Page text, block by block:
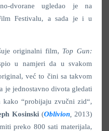
dvorane ugledao je na
Festivalu, a sada je i u
originalni film, Top Gun:
u namjeri da u svakom
već to čini sa takvom
je jednostavno divota gledati
“probijaju zvučni zid“,
Kosinski(Oblivion, 2013)
preko 800 sati materijala,